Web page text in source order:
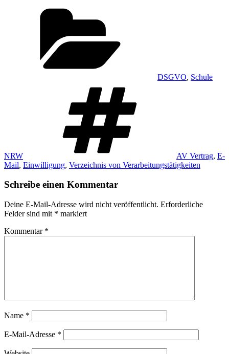
DSGVO, Schule
NRW AV Vertrag, E-
Mail, Einwilligung, Verzeichnis von Verarbeitungstätigkeiten
Schreibe einen Kommentar
Deine E-Mail-Adresse wird nicht veröffentlicht. Erforderliche
Felder sind mit * markiert
Kommentar *
Name *
E-Mail-Adresse *